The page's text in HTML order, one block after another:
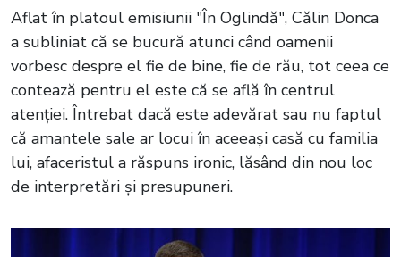
Aflat în platoul emisiunii "În Oglindă", Călin Donca
a subliniat că se bucură atunci când oamenii
vorbesc despre el fie de bine, fie de rău, tot ceea ce
contează pentru el este că se află în centrul
atenției. Întrebat dacă este adevărat sau nu faptul
că amantele sale ar locui în aceeași casă cu familia
lui, afaceristul a răspuns ironic, lăsând din nou loc
de interpretări și presupuneri.